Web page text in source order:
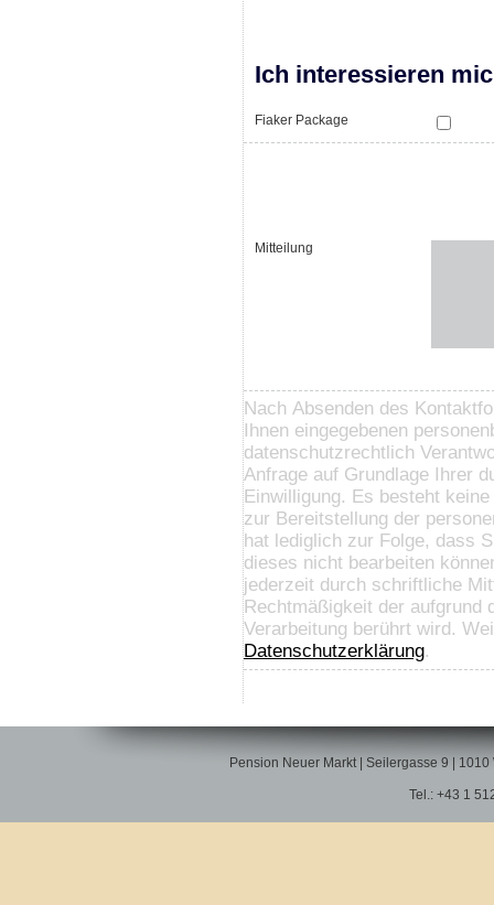
Ich interessieren
Fiaker Package
Mitteilung
Nach Absenden des
Ihnen eingegebenen
datenschutzrechtlich Verantwortlichen zum Zweck der
Anfrage auf Grundlage Ihrer
Einwilligung. Es besteht keine
zur Bereitstellung der
hat lediglich zur Folge, dass
dieses nicht bearbeiten können. Sie haben das Recht, Ihre Einwilligung
jederzeit durch schriftliche
Rechtmäßigkeit der aufgrund der Einwilligung bis zum Widerruf
Datenschutzerklärung.
Pension Neuer Markt | Seilergasse 9 |
Tel.: +43 1